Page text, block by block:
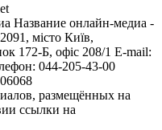
Название онлайн-медиа -
місто Київ,
Б, офіс 208/1 E-mail:
044-205-43-00
размещённых на
ссылки на